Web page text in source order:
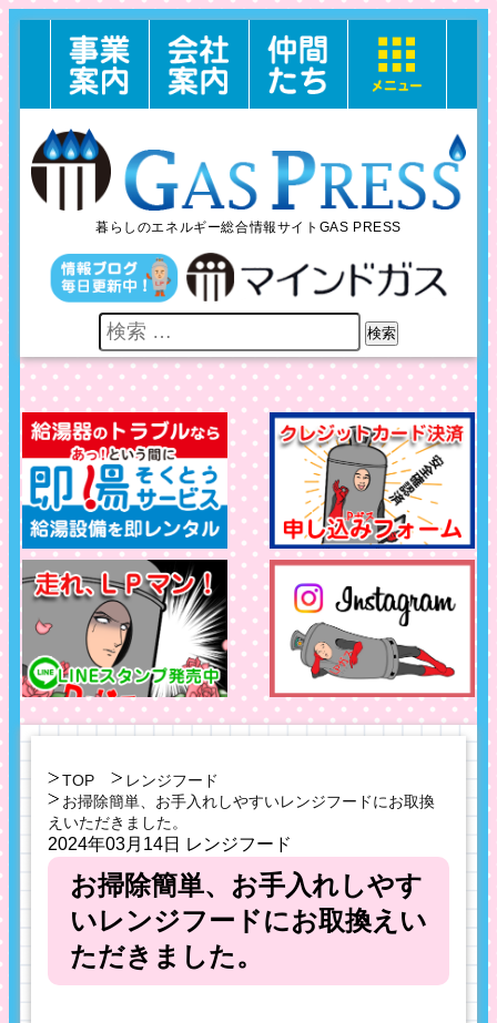
暮らしのエネルギー総合情報サイトGAS PRESS
検索
TOP
レンジフード
お掃除簡単、お手入れしやすいレンジフードにお取換
えいただきました。
2024年03月14日 レンジフード
お掃除簡単、お手入れしやす
いレンジフードにお取換えい
ただきました。